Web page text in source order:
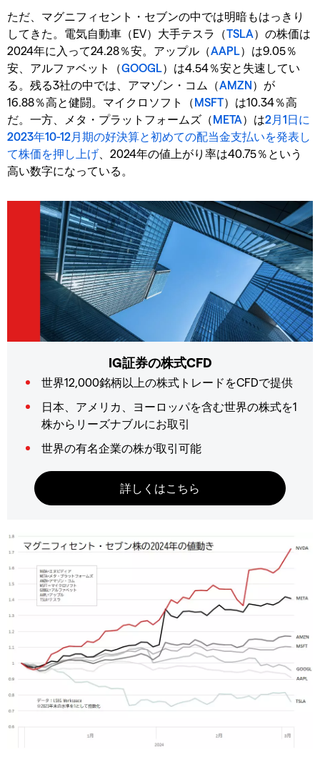
ただ、マグニフィセント・セブンの中では明暗もはっきり
してきた。電気自動車（EV）大手テスラ（TSLA）の株価は
2024年に入って24.28％安。アップル（AAPL）は9.05％
安、アルファベット（GOOGL）は4.54％安と失速してい
る。残る3社の中では、アマゾン・コム（AMZN）が
16.88％高と健闘。マイクロソフト（MSFT）は10.34％高
だ。一方、メタ・プラットフォームズ（META）は2月1日に
2023年10-12月期の好決算と初めての配当金支払いを発表し
て株価を押し上げ 、2024年の値上がり率は40.75％という
高い数字になっている。
IG証券の株式CFD
世界12,000銘柄以上の株式トレードをCFDで提供
日本、アメリカ、ヨーロッパを含む世界の株式を1
株からリーズナブルにお取引
世界の有名企業の株が取引可能